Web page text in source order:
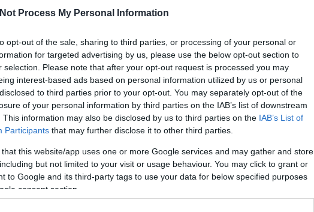
Process My Personal Information
opt-out of the sale, sharing to third parties, or processing of your personal or
for targeted advertising by us, please use the below opt-out section to
selection. Please note that after your opt-out request is processed you may
interest-based ads based on personal information utilized by us or personal
to third parties prior to your opt-out. You may separately opt-out of the
of your personal information by third parties on the IAB’s list of downstream
This information may also be disclosed by us to third parties on the IAB’s List of
Participants that may further disclose it to other third parties.
that this website/app uses one or more Google services and may gather and store
but not limited to your visit or usage behaviour. You may click to grant or
to Google and its third-party tags to use your data for below specified purposes
consent section.
trackback címe:
api/trackback/id/14069791
Kommentek:
felhasználói tartalomnak minősülnek, értük a
nem vállal, azokat nem ellenőrzi. Kifogás esetén forduljon a blog
feltételekbenés azadatvédelmi tájékoztatóban.